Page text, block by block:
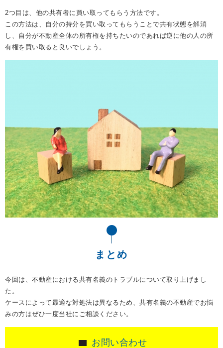
2つ目は、他の共有者に買い取ってもらう方法です。
この方法は、自分の持分を買い取ってもらうことで共有状態を解消
し、自分が不動産全体の所有権を持ちたいのであれば逆に他の人の所
有権を買い取ると良いでしょう。
まとめ
今回は、不動産における共有名義のトラブルについて取り上げまし
た。
ケースによって最適な対処法は異なるため、共有名義の不動産でお悩
みの方はぜひ一度当社にご相談ください。
お問い合わせ